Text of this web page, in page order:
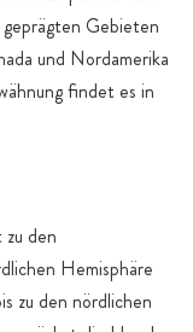
Gebieten
und Nordamerika
findet es in
den
Hemisphäre
zu den nördlichen